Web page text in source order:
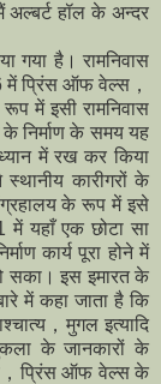
हॉल के अन्दर
गया है। रामनिवास
में प्रिंस ऑफ वेल्स，
में इसी रामनिवास
निर्माण के समय यह
में रख कर किया
कारीगरों के
के रूप में इसे
यहाँ एक छोटा सा
कार्य पूरा होने में
सका। इस इमारत के
में कहा जाता है कि
，मुगल इत्यादि
के जानकारों के
，प्रिंस ऑफ वेल्स के